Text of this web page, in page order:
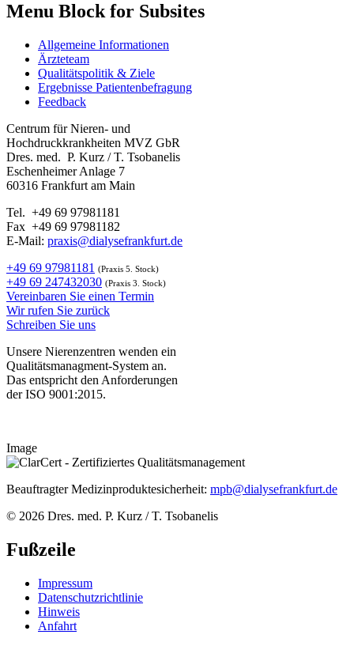
Menu Block for Subsites
Allgemeine Informationen
Ärzteteam
Qualitätspolitik & Ziele
Ergebnisse Patientenbefragung
Feedback
Centrum für Nieren- und
Hochdruckkrankheiten MVZ GbR
Dres. med. P. Kurz / T. Tsobanelis
Eschenheimer Anlage 7
60316 Frankfurt am Main
Tel. +49 69 97981181
Fax +49 69 97981182
E-Mail: praxis@dialysefrankfurt.de
+49 69 97981181 (Praxis 5. Stock)
+49 69 247432030 (Praxis 3. Stock)
Vereinbaren Sie einen Termin
Wir rufen Sie zurück
Schreiben Sie uns
Unsere Nierenzentren wenden ein
Qualitätsmanagment-System an.
Das entspricht den Anforderungen
der ISO 9001:2015.
Image
Beauftragter Medizinproduktesicherheit: mpb@dialysefrankfurt.de
© 2026 Dres. med. P. Kurz / T. Tsobanelis
Fußzeile
Impressum
Datenschutzrichtlinie
Hinweis
Anfahrt